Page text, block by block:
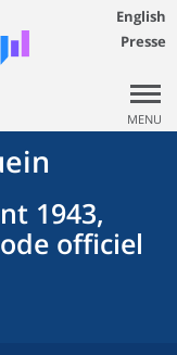
English
Presse
MENU
1943,
officiel